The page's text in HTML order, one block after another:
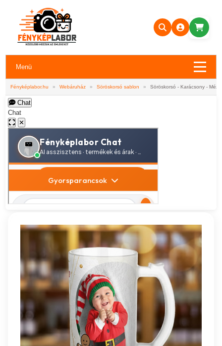
Menü
Fényképlabor.hu » Webáruház » Söröskorsó sablon » Söröskorsó - Karácsony -
Chat
Chat
✕